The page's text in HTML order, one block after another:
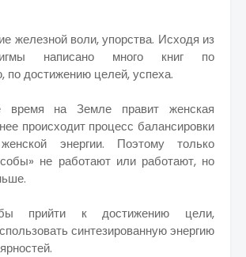
железной воли, упорства. Исходя из
написано много книг по
по достижению целей, успеха.
время на Земле правит женская
происходит процесс балансировки
энергии. Поэтому только
не работают или работают, но
прийти к достижению цели,
синтезированную энергию